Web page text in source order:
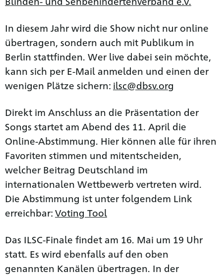
In diesem Jahr wird die Show nicht nur online
übertragen, sondern auch mit Publikum in
Berlin stattfinden. Wer live dabei sein möchte,
kann sich per E-Mail anmelden und einen der
wenigen Plätze sichern: ilsc@dbsv.org
Direkt im Anschluss an die Präsentation der
Songs startet am Abend des 11. April die
Online-Abstimmung. Hier können alle für ihren
Favoriten stimmen und mitentscheiden,
welcher Beitrag Deutschland im
internationalen Wettbewerb vertreten wird.
Die Abstimmung ist unter folgendem Link
erreichbar: Voting Tool
Das ILSC-Finale findet am 16. Mai um 19 Uhr
statt. Es wird ebenfalls auf den oben
genannten Kanälen übertragen. In der